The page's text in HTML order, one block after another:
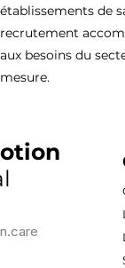
établissements de
recrutement
aux besoins du
mesure.